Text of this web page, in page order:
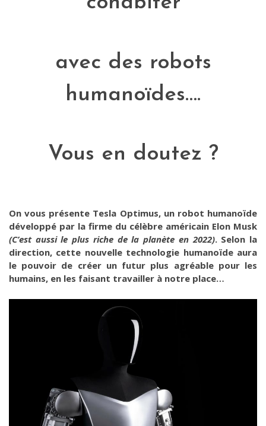
avec des robots
humanoïdes….
Vous en doutez ?
On vous présente Tesla Optimus, un robot humanoïde
développé par la firme du célèbre américain Elon Musk
(C’est aussi le plus riche de la planète en 2022). Selon la
direction, cette nouvelle technologie humanoïde aura
le pouvoir de créer un futur plus agréable pour les
humains, en les faisant travailler à notre place…